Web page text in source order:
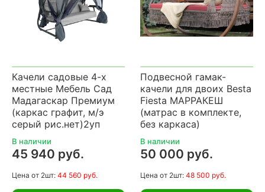
Качели садовые 4-х
местные Мебель Сад
Мадагаскар Премиум
(каркас графит, м/э
серый рис.нет)2уп
В наличии
45 940 руб.
Цена от 2шт: 44 560 руб.
Подвесной гамак-
качели для двоих Besta
Fiesta МАРРАКЕШ
(матрас в комплекте,
без каркаса)
В наличии
50 000 руб.
Цена от 2шт: 48 500 руб.